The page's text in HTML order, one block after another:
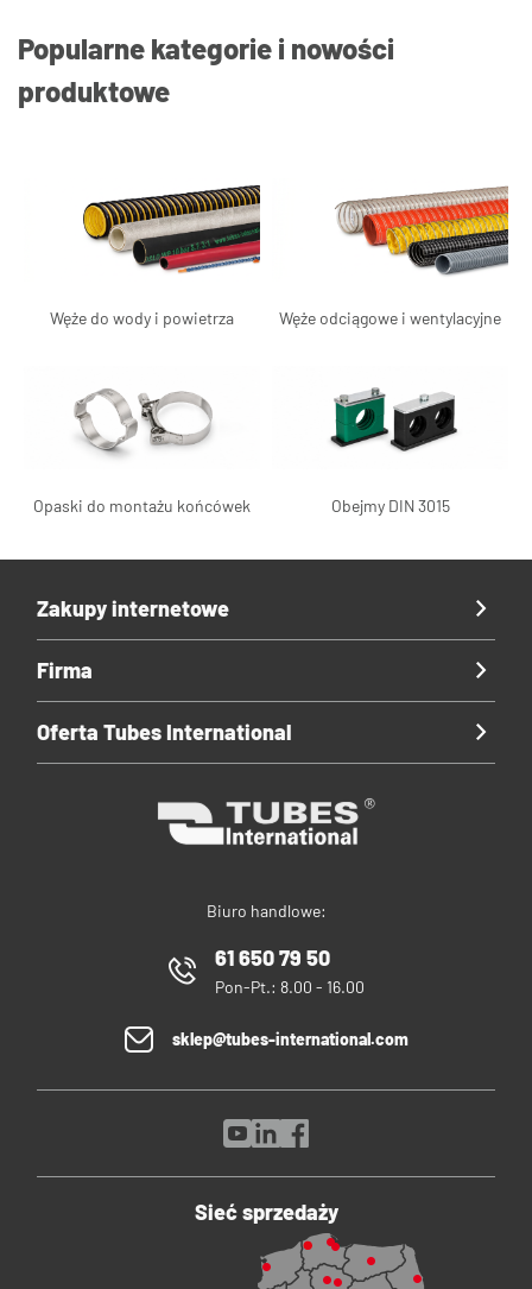
Popularne kategorie i nowości
produktowe
Węże do wody i powietrza Węże odciągowe i wentylacyjne
Opaski do montażu końcówek Obejmy DIN 3015
Biuro handlowe:
61 650 79 50
Pon-Pt.: 8.00 - 16.00
sklep@tubes-international.com
Zakupy internetowe
Firma
Oferta Tubes International
Sieć sprzedaży